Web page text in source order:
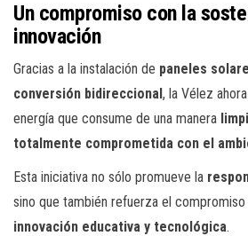
Un compromiso con la
innovación
Gracias a la instalación de paneles
conversión bidireccional, la Vélez
energía que consume de una manera
totalmente comprometida con el
Esta iniciativa no sólo promueve la
sino que también refuerza el
innovación educativa y tecnológica.